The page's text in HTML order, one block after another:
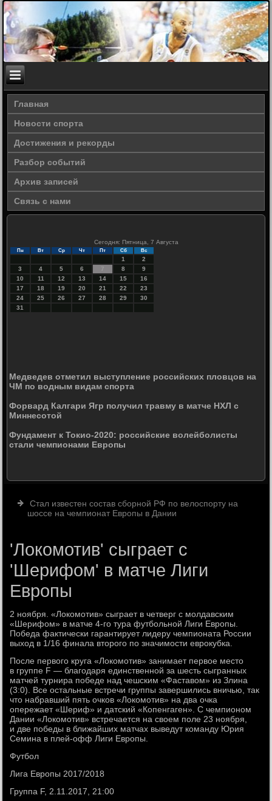
Главная
Новости спорта
Достижения и рекорды
Разбор событий
Архив записей
Связь с нами
Сегодня: Пятница, 7 Августа
Пн Вт Ср Чт Пт Сб Вс
1
2
3
4 5 6 7 8
9
10
11 12 13 14 15
16
17
18 19 20 21 22
23
24
25 26 27 28 29
30
31
Медведев отметил выступление российских пловцов на
ЧМ по водным видам спорта
Форвард Калгари Ягр получил травму в матче НХЛ с
Миннесотой
Фундамент к Токио-2020: российские волейболисты
стали чемпионами Европы
Стал известен состав сборной РФ по велоспорту на
шоссе на чемпионат Европы в Дании
'Локомотив' сыграет с
'Шерифом' в матче Лиги
Европы
2 ноября. «Локомотив» сыграет в четверг с молдавским
«Шерифом» в матче 4-го тура футбольной Лиги Европы.
Победа фактически гарантирует лидеру чемпионата России
выход в 1/16 финала второго по значимости еврокубка.
После первого круга «Локомотив» занимает первое место
в группе F — благодаря единственной за шесть сыгранных
матчей турнира победе над чешским «Фаставом» из Злина
(3:0). Все остальные встречи группы завершились вничью, так
что набравший пять очков «Локомотив» на два очка
опережает «Шериф» и датский «Копенгаген». С чемпионом
Дании «Локомотив» встречается на своем поле 23 ноября,
и две победы в ближайших матчах выведут команду Юрия
Семина в плей-офф Лиги Европы.
Футбол
Лига Европы 2017/2018
Группа F, 2.11.2017, 21:00